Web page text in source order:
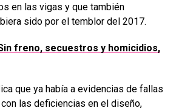
en las vigas y que también
sido por el temblor del 2017.
freno, secuestros y homicidios,
que ya había a evidencias de fallas
las deficiencias en el diseño,